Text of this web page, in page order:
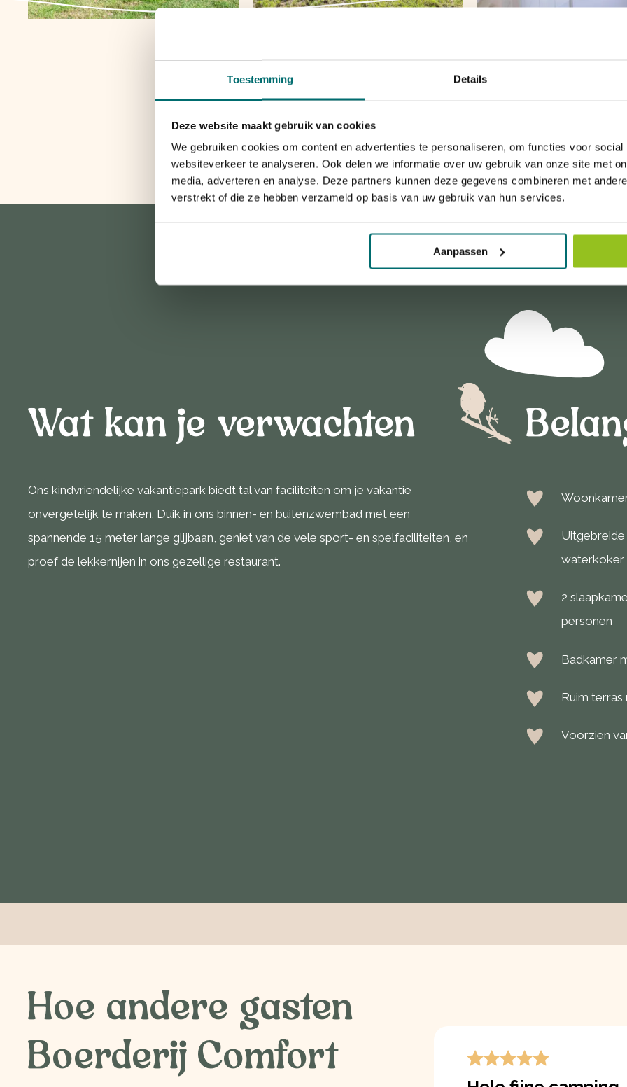
Toestemming Details
Deze website maakt gebruik van cookies
We gebruiken cookies om content en advertenties te personaliseren, om functies voor
websiteverkeer te analyseren. Ook delen we informatie over uw gebruik van onze site met
media, adverteren en analyse. Deze partners kunnen deze gegevens combineren met
verstrekt of die ze hebben verzameld op basis van uw gebruik van hun services.
Aanpassen
Bekijk beschikbaarheid
Wat kan je verwachten
Ons kindvriendelijke vakantiepark biedt tal van faciliteiten om je vakantie
onvergetelijk te maken. Duik in ons binnen- en buitenzwembad met een
spannende 15 meter lange glijbaan, geniet van de vele sport- en spelfaciliteiten, en
proef de lekkernijen in ons gezellige restaurant.
waterkoker
2
personen
Badkamer
Ruim
Voorzien
Hoe andere gasten
Boerderij Comfort